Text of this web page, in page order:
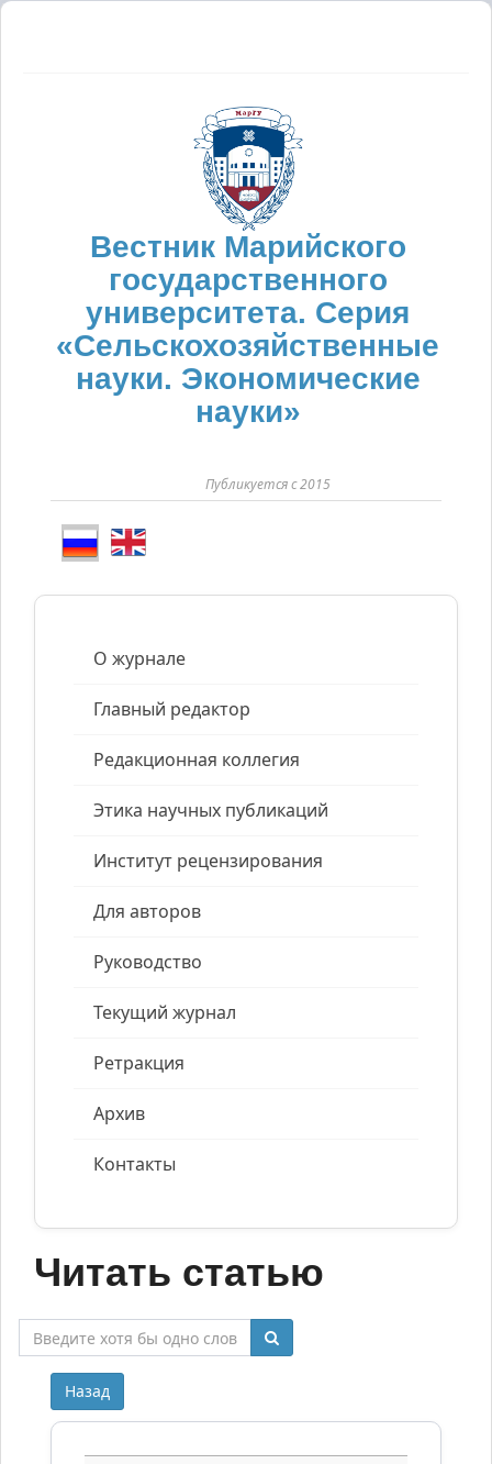
Вестник Марийского
государственного
университета. Серия
«Сельскохозяйственные
науки. Экономические
науки»
Публикуется с 2015
О журнале
Главный редактор
Редакционная коллегия
Этика научных публикаций
Институт рецензирования
Для авторов
Руководство
Текущий журнал
Ретракция
Архив
Контакты
Читать статью
Назад